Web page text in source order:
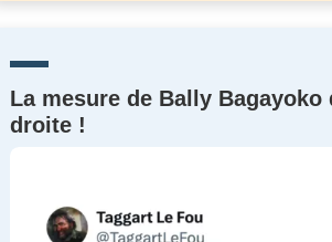
La mesure de Bally
droite !